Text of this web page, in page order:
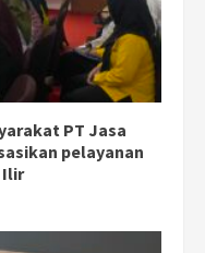
PT Jasa
pelayanan
Ilir